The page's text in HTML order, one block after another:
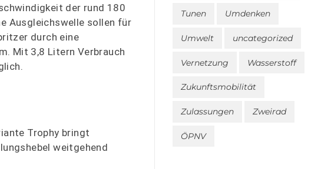
der rund 180
Ausgleichswelle sollen für
durch eine
Mit 3,8 Litern Verbrauch
Trophy bringt
weitgehend
Tunen Umdenken
Umwelt uncategorized
Vernetzung Wasserstoff
Zukunftsmobilität
Zulassungen Zweirad
ÖPNV